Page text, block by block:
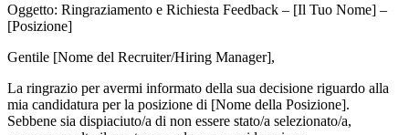
Oggetto: Ringraziamento e Richiesta Feedback – [Il Tuo Nome] –
[Posizione]
Gentile [Nome del Recruiter/Hiring Manager],
La ringrazio per avermi informato della sua decisione riguardo alla
mia candidatura per la posizione di [Nome della Posizione].
Sebbene sia dispiaciuto/a di non essere stato/a selezionato/a,